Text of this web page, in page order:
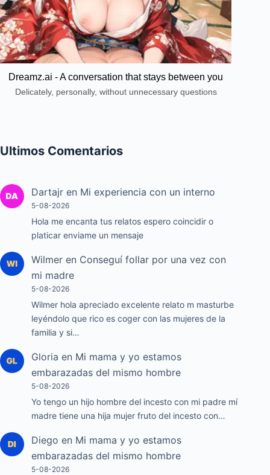
Dreamz.ai - A conversation that stays between you
Delicately, personally, without unnecessary questions
Ultimos Comentarios
Dartajr en Mi experiencia con un interno
5-08-2026
Hola me encanta tus relatos espero coincidir o
platicar enviame un mensaje
Wilmer en Conseguí follar por una vez con
mi madre
5-08-2026
Wilmer hola apreciado excelente relato m masturbe
leyéndolo que rico es coger con las mujeres de la
familia y si…
Gloria en Mi mama y yo estamos
embarazadas del mismo hombre
5-08-2026
Yo tengo un hijo hombre del incesto con mi padre mí
madre tiene una hija mujer fruto del incesto con…
Diego en Mi mama y yo estamos
embarazadas del mismo hombre
5-08-2026